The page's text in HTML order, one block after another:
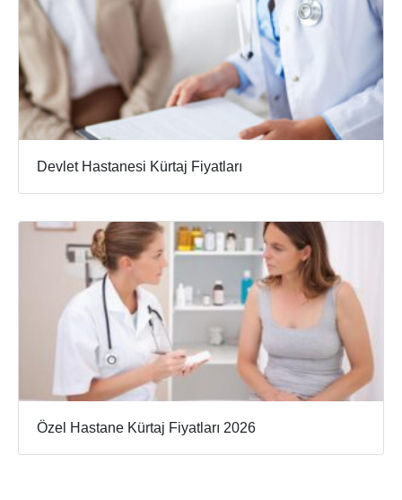
Devlet Hastanesi Kürtaj Fiyatları
Özel Hastane Kürtaj Fiyatları 2026